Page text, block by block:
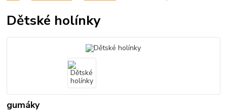
Dětské holínky
gumáky